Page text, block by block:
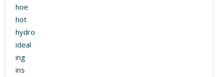
hoe
hot
hydro
ideal
ing
ins